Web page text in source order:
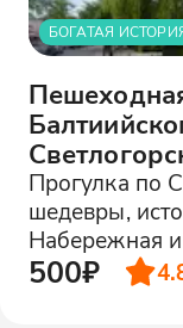
БОГАТАЯ
Прогулка по
шедевры,
Набережная
500₽